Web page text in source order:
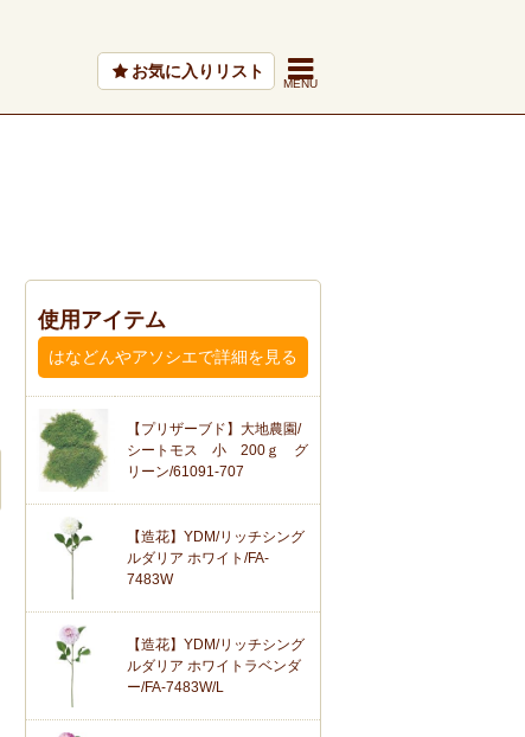
お気に入りリスト
使用アイテム
はなどんやアソシエで詳細を見る
【プリザーブド】大地農園/
シートモス 小 200ｇ グ
リーン/61091-707
【造花】YDM/リッチシング
ルダリア ホワイト/FA-
7483W
【造花】YDM/リッチシング
ルダリア ホワイトラベンダ
ー/FA-7483W/L